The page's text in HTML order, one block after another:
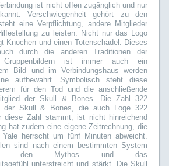
ist nicht offen zugänglich und nur
Verschwiegenheit gehört zu den
eine Verpflichtung, andere Mitglieder
zu leisten. Nicht nur das Logo
Knochen und einen Totenschädel. Dieses
durch die anderen Traditionen der
Gruppenbildern ist immer auch ein
Bild und im Verbindungshaus werden
aufbewahrt. Symbolisch steht diese
für den Tod und die anschließende
der Skull & Bones. Die Zahl 322
der Skull & Bones, die auch Loge 322
diese Zahl stammt, ist nicht hinreichend
hat zudem eine eigene Zeitrechnung, die
herrscht um fünf Minuten abweicht.
sind nach einem bestimmten System
den Mythos und das
unterstreicht und stärkt. Die Skull